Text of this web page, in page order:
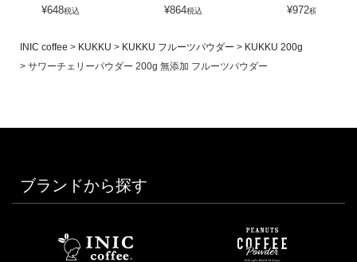
¥648税込
¥864税込
¥972税込
INIC coffee KUKKU KUKKU フルーツパウダー
KUKKU 200g
サワーチェリーパウダー 200g 無添加 フルーツパウダー
ブランドから探す